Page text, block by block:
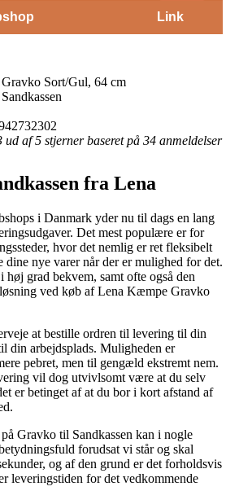
Link
Sort/Gul, 64 cm
ud af 5 stjerner baseret på 34 anmeldelser
fra Lena
i Danmark yder nu til dags en lang
Det mest populære er for
hvor det nemlig er ret fleksibelt
dine nye varer når der er mulighed for det.
høj grad bekvem, samt ofte også den
ved køb af Lena Kæmpe Gravko
at bestille ordren til levering til din
din arbejdsplads. Muligheden er
pebret, men til gengæld ekstremt nem.
vil dog utvivlsomt være at du selv
er betinget af at du bor i kort afstand af
Gravko til Sandkassen kan i nogle
forudsat vi står og skal
og af den grund er det forholdsvis
leveringstiden for det vedkommende